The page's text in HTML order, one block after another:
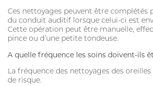
HYGIÈNE DU PELAGE
ALLAITEMENT
SOIN BUCCO-
DIGESTION
Ces nettoyages peuvent être complétés
du conduit auditif lorsque celui-ci est
Cette opération peut être manuelle,
pince ou d’une petite tondeuse.
A quelle fréquence les soins doivent-ils
La fréquence des nettoyages des
de risque.